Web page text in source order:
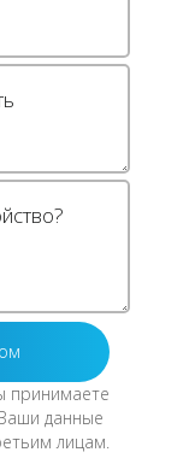
принимаете
данные
лицам.